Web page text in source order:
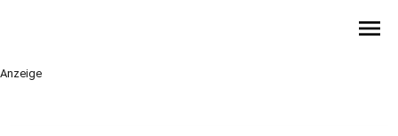
menu
Anzeige